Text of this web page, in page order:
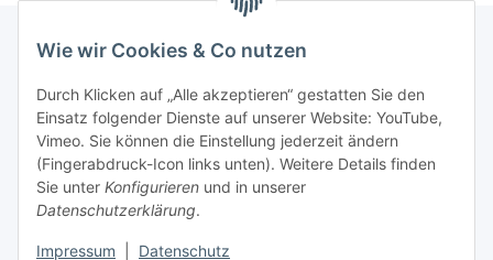
Wie wir Cookies & Co nutzen
Durch Klicken auf „Alle akzeptieren“ gestatten Sie den
Einsatz folgender Dienste auf unserer Website: YouTube,
Vimeo. Sie können die Einstellung jederzeit ändern
(Fingerabdruck-Icon links unten). Weitere Details finden
Sie unter Konfigurieren und in unserer
Datenschutzerklärung.
Impressum Datenschutz
Informationen
036204. 803903
Achtung!!!